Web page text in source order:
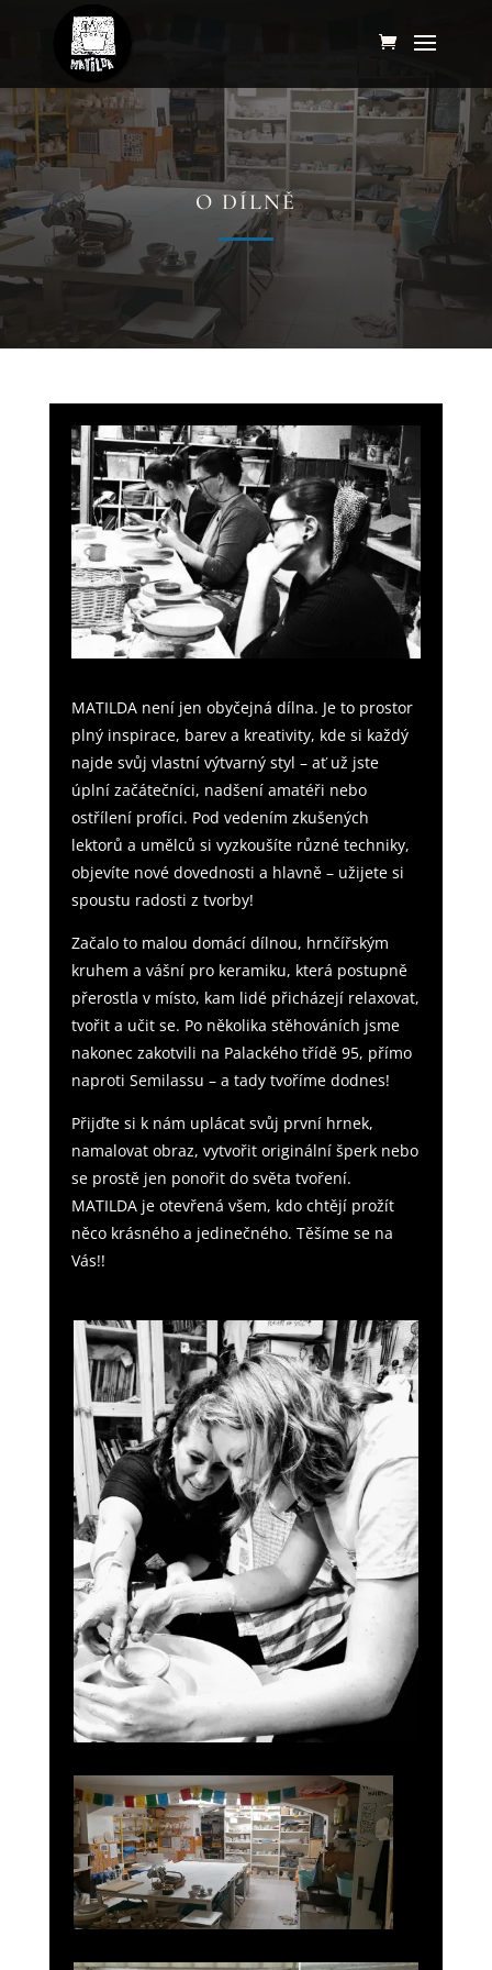
O DÍLNĚ
MATILDA není jen obyčejná dílna. Je to prostor
plný inspirace, barev a kreativity, kde si každý
najde svůj vlastní výtvarný styl – ať už jste
úplní začátečníci, nadšení amatéři nebo
ostřílení profíci. Pod vedením zkušených
lektorů a umělců si vyzkoušíte různé techniky,
objevíte nové dovednosti a hlavně – užijete si
spoustu radosti z tvorby!
Začalo to malou domácí dílnou, hrnčířským
kruhem a vášní pro keramiku, která postupně
přerostla v místo, kam lidé přicházejí relaxovat,
tvořit a učit se. Po několika stěhováních jsme
nakonec zakotvili na Palackého třídě 95, přímo
naproti Semilassu – a tady tvoříme dodnes!
Přijďte si k nám uplácat svůj první hrnek,
namalovat obraz, vytvořit originální šperk nebo
se prostě jen ponořit do světa tvoření.
MATILDA je otevřená všem, kdo chtějí prožít
něco krásného a jedinečného. Těšíme se na
Vás!!